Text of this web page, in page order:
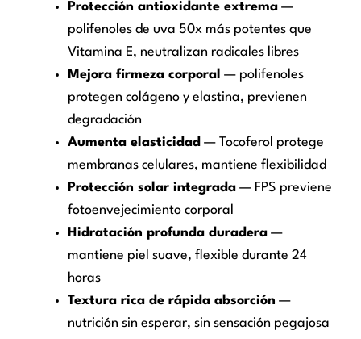
Protección antioxidante extrema —
polifenoles de uva 50x más potentes que
Vitamina E, neutralizan radicales libres
Mejora firmeza corporal — polifenoles
protegen colágeno y elastina, previenen
degradación
Aumenta elasticidad — Tocoferol protege
membranas celulares, mantiene flexibilidad
Protección solar integrada — FPS previene
fotoenvejecimiento corporal
Hidratación profunda duradera —
mantiene piel suave, flexible durante 24
horas
Textura rica de rápida absorción —
nutrición sin esperar, sin sensación pegajosa